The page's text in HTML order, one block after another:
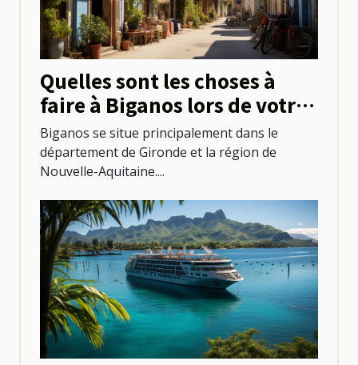
Quelles sont les choses à
faire à Biganos lors de votre
séjour ?
Biganos se situe principalement dans le
département de Gironde et la région de
Nouvelle-Aquitaine....